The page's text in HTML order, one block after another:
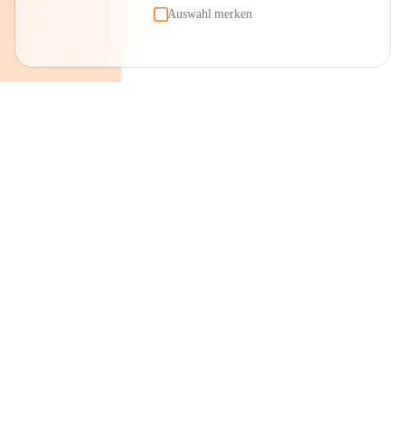
Auswahl merken